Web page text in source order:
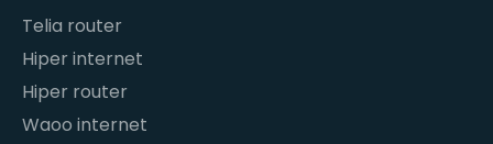
Telia router
Hiper internet
Hiper router
Waoo internet